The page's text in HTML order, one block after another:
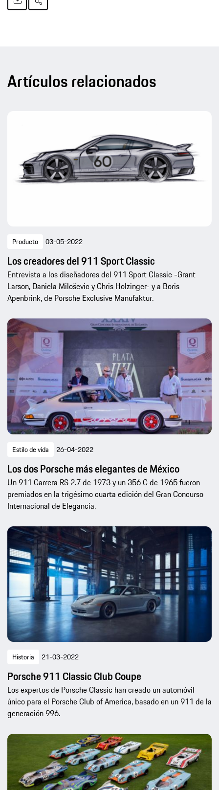
Artículos relacionados
Producto 03-05-2022
Los creadores del 911 Sport Classic
Entrevista a los diseñadores del 911 Sport Classic -Grant
Larson, Daniela Miloševic y Chris Holzinger- y a Boris
Apenbrink, de Porsche Exclusive Manufaktur.
Estilo de vida 26-04-2022
Los dos Porsche más elegantes de México
Un 911 Carrera RS 2.7 de 1973 y un 356 C de 1965 fueron
premiados en la trigésimo cuarta edición del Gran Concurso
Internacional de Elegancia.
Historia 21-03-2022
Porsche 911 Classic Club Coupe
Los expertos de Porsche Classic han creado un automóvil
único para el Porsche Club of America, basado en un 911 de la
generación 996.